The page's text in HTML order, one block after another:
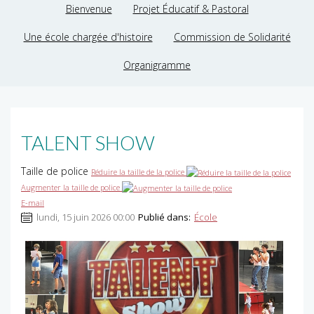
Bienvenue Projet Éducatif & Pastoral
Une école chargée d'histoire Commission de Solidarité
Organigramme
TALENT SHOW
Taille de police Réduire la taille de la police
Augmenter la taille de police
E-mail
lundi, 15 juin 2026 00:00 Publié dans: École